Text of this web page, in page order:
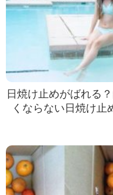
日焼け止めがばれる
くならない日焼け止